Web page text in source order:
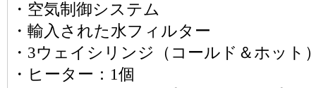
・空気制御システム
・輸入された水フィルター
・3ウェイシリンジ（コールド＆ホット
・ヒーター：1個